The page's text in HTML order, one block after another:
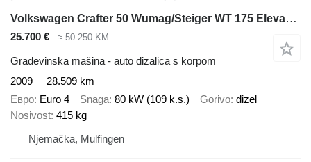
Volkswagen Crafter 50 Wumag/Steiger WT 175 Elevant 16,70 m
25.700 € ≈ 50.250 KM
Građevinska mašina - auto dizalica s korpom
2009
28.509 km
Евро Euro 4 Snaga 80 kW (109 k.s.) Gorivo dizel
Nosivost 415 kg
Njemačka, Mulfingen